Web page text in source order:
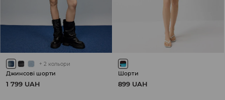
+ 2 кольори
Джинсові шорти
1 799 UAH
Шорти
899 UAH